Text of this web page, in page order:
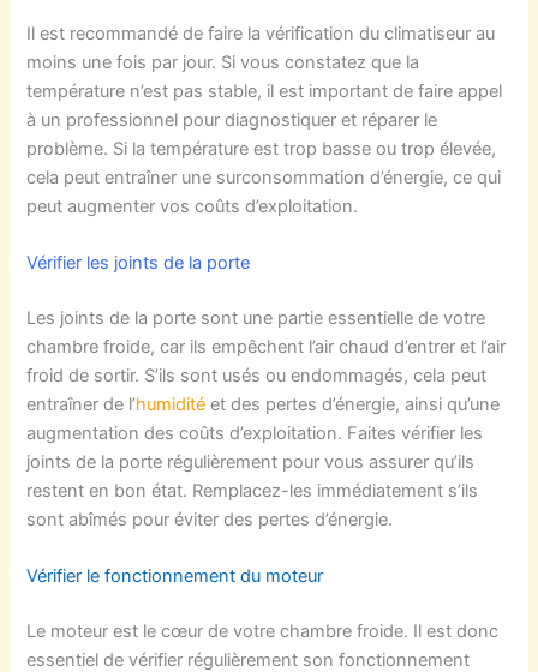
Il est recommandé de faire la vérification du climatiseur au
moins une fois par jour. Si vous constatez que la
température n’est pas stable, il est important de faire appel
à un professionnel pour diagnostiquer et réparer le
problème. Si la température est trop basse ou trop élevée,
cela peut entraîner une surconsommation d’énergie, ce qui
peut augmenter vos coûts d’exploitation.
Vérifier les joints de la porte
Les joints de la porte sont une partie essentielle de votre
chambre froide, car ils empêchent l’air chaud d’entrer et l’air
froid de sortir. S’ils sont usés ou endommagés, cela peut
entraîner de l’humidité et des pertes d’énergie, ainsi qu’une
augmentation des coûts d’exploitation. Faites vérifier les
joints de la porte régulièrement pour vous assurer qu’ils
restent en bon état. Remplacez-les immédiatement s’ils
sont abîmés pour éviter des pertes d’énergie.
Vérifier le fonctionnement du moteur
Le moteur est le cœur de votre chambre froide. Il est donc
essentiel de vérifier régulièrement son fonctionnement